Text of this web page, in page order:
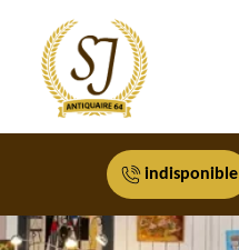
indisponible